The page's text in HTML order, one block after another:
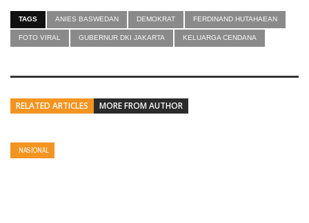
TAGS ANIES BASWEDAN DEMOKRAT FERDINAND HUTAHAEAN
FOTO VIRAL GUBERNUR DKI JAKARTA KELUARGA CENDANA
RELATED ARTICLES MORE FROM AUTHOR
NASIONAL